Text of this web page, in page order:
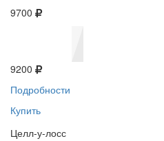
9700
9200
Подробности
Купить
Целл-у-лосс